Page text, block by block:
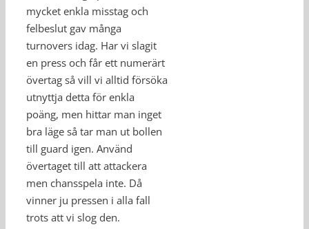
mycket enkla misstag och
felbeslut gav många
turnovers idag. Har vi slagit
en press och får ett numerärt
övertag så vill vi alltid försöka
utnyttja detta för enkla
poäng, men hittar man inget
bra läge så tar man ut bollen
till guard igen. Använd
övertaget till att attackera
men chansspela inte. Då
vinner ju pressen i alla fall
trots att vi slog den.